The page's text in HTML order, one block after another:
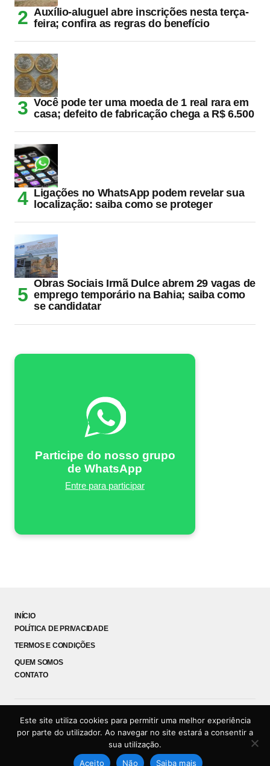
Auxílio-aluguel abre inscrições nesta terça-
feira; confira as regras do benefício
Você pode ter uma moeda de 1 real rara em
casa; defeito de fabricação chega a R$ 6.500
Ligações no WhatsApp podem revelar sua
localização: saiba como se proteger
Obras Sociais Irmã Dulce abrem 29 vagas de
emprego temporário na Bahia; saiba como
se candidatar
Participe do nosso grupo
de WhatsApp
Entre para participar
INÍCIO
POLÍTICA DE PRIVACIDADE
TERMOS E CONDIÇÕES
QUEM SOMOS
CONTATO
Coruja News
© 2026 Coruja News - Todos os direitos reservados.
Este site utiliza cookies para permitir uma melhor experiência
por parte do utilizador. Ao navegar no site estará a consentir a
sua utilização.
Aceito
Não Saiba mais